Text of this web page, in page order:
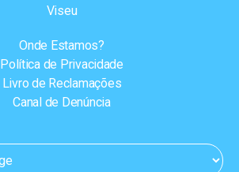
Viseu
Onde Estamos?
Política de Privacidade
Livro de Reclamações
Canal de Denúncia